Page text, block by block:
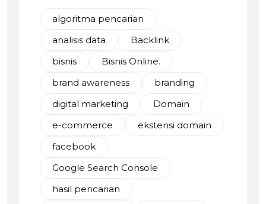
algoritma pencarian
analisis data
Backlink
bisnis
Bisnis Online.
brand awareness
branding
digital marketing
Domain
e-commerce
ekstensi domain
facebook
Google Search Console
hasil pencarian